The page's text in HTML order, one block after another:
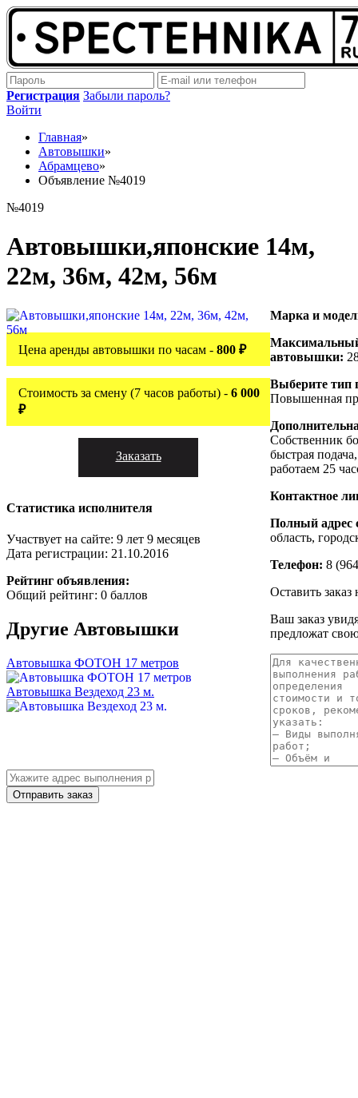
Регистрация Забыли пароль?
Войти
Главная»
Автовышки»
Абрамцево»
Объявление №4019
№4019
Автовышки,японские 14м,
22м, 36м, 42м, 56м
Цена аренды автовышки по часам - 800 ₽
Стоимость за смену (7 часов работы) - 6 000
₽
Заказать
Статистика исполнителя
Участвует на сайте: 9 лет 9 месяцев
Дата регистрации: 21.10.2016
Рейтинг объявления:
Общий рейтинг: 0 баллов
Другие Автовышки
Автовышка ФОТОН 17 метров
Автовышка Вездеход 23 м.
Марка и
автовышки:
Выберите тип
Повышенная
Собственник
быстрая
работаем 25
Контактное
Полный адрес
область,
Телефон: 8
Оставить
Ваш заказ
предложат